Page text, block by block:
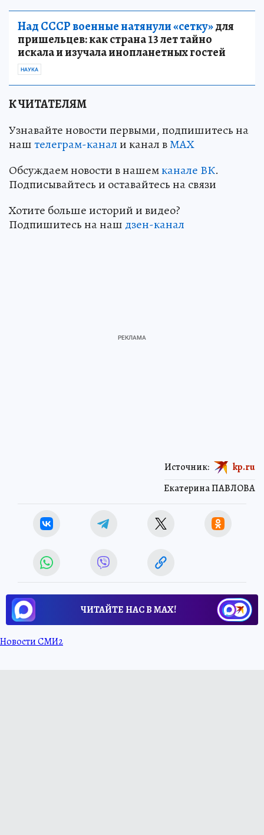
Над СССР военные натянули «сетку»для
пришельцев: как страна 13 лет тайно
искала и изучала инопланетных гостей
НАУКА
К ЧИТАТЕЛЯМ
Узнавайте новости первыми, подпишитесь на
наштелеграм-канали канал вМАХ
Обсуждаем новости в нашемканале ВК.
Подписывайтесь и оставайтесь на связи
Хотите больше историй и видео?
Подпишитесь на наш дзен-канал
Екатерина ПАВЛОВА
Источник: kp.ru
ЧИТАЙТЕ НАС В МАХ!
Новости СМИ2